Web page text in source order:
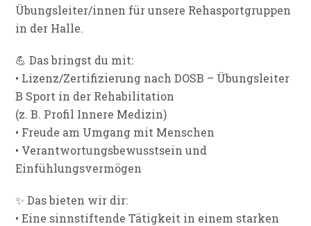
Übungsleiter/innen für unsere Rehasportgruppen
in der Halle.
💪 Das bringst du mit:
• Lizenz/Zertifizierung nach DOSB – Übungsleiter
B Sport in der Rehabilitation
(z. B. Profil Innere Medizin)
• Freude am Umgang mit Menschen
• Verantwortungsbewusstsein und
Einfühlungsvermögen
✨ Das bieten wir dir:
• Eine sinnstiftende Tätigkeit in einem starken